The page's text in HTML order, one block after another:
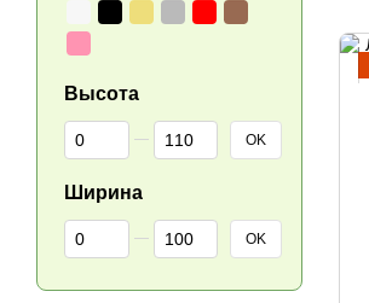
Высота
От Высота
До Высота OK
Ширина
От Ширина
До Ширина OK